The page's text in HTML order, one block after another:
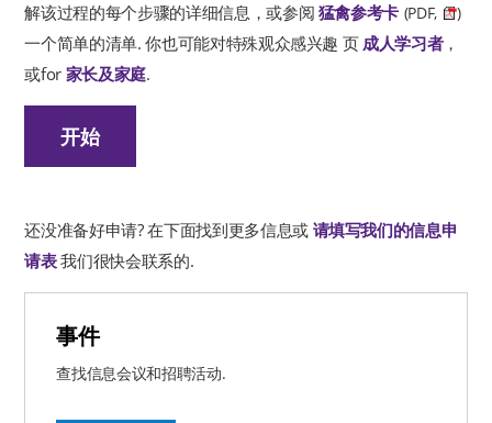
解该过程的每个步骤的详细信息，或参阅 猛禽参考卡 (PDF, )
一个简单的清单. 你也可能对特殊观众感兴趣 页成人学习者，
或for 家长及家庭.
开始
还没准备好申请? 在下面找到更多信息或 请填写我们的信息申
请表我们很快会联系的.
事件
查找信息会议和招聘活动.